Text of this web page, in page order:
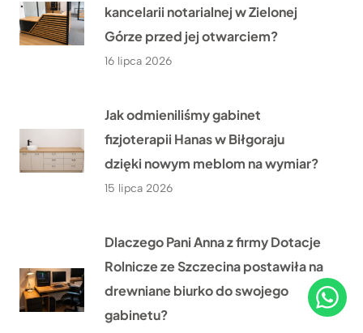
kancelarii notarialnej w Zielonej
Górze przed jej otwarciem?
16 lipca 2026
Jak odmieniliśmy gabinet
fizjoterapii Hanas w Biłgoraju
dzięki nowym meblom na wymiar?
15 lipca 2026
Dlaczego Pani Anna z firmy Dotacje
Rolnicze ze Szczecina postawiła na
drewniane biurko do swojego
gabinetu?